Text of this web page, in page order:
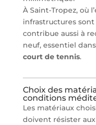
À Saint-Tropez, où
infrastructures
contribue aussi à
neuf, essentiel
court de tennis.
Choix des
conditions
Les matériaux
doivent résister aux